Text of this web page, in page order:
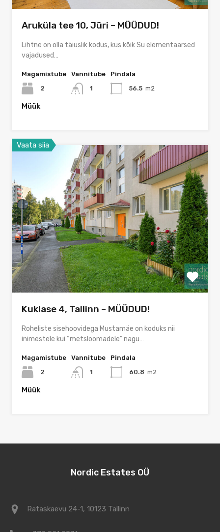
Aruküla tee 10, Jüri – MÜÜDUD!
Lihtne on olla täiuslik kodus, kus kõik Su elementaarsed
vajadused…
Magamistube
2
Vannitube
1
Pindala
56.5 m2
Müük
Vaata siia
Kuklase 4, Tallinn – MÜÜDUD!
Roheliste sisehoovidega Mustamäe on koduks nii
inimestele kui “metsloomadele” nagu…
Magamistube
2
Vannitube
1
Pindala
60.8 m2
Müük
Nordic Estates OÜ
Rataskaevu 24-1, 10123 Tallinn